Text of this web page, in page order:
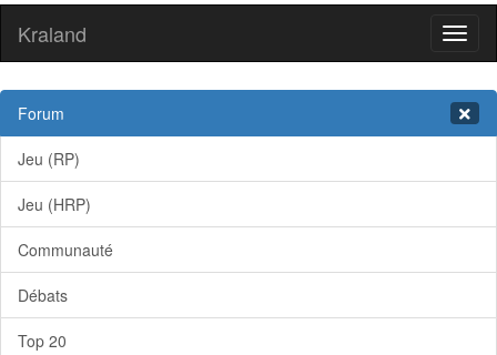
Kraland
Forum
Jeu (RP)
Jeu (HRP)
Communauté
Débats
Top 20